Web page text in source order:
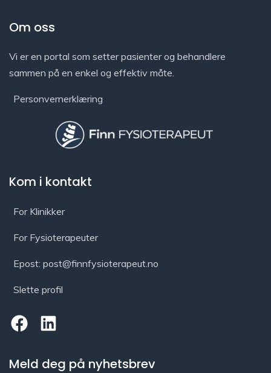
Om oss
Vi er en portal som setter pasienter og behandlere
sammen på en enkel og effektiv måte.
Personvernerklæring
Kom i kontakt
For Klinikker
For Fysioterapeuter
Epost: post@finnfysioterapeut.no
Slette profil
Meld deg på nyhetsbrev